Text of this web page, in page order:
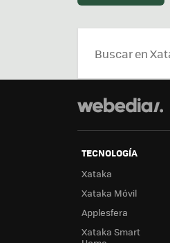
TECNOLOGÍA
Xataka
Xataka Móvil
Applesfera
Xataka Smart